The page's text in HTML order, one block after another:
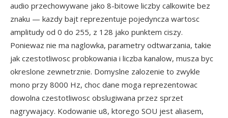
audio przechowywane jako 8-bitowe liczby calkowite bez
znaku — kazdy bajt reprezentuje pojedyncza wartosc
amplitudy od 0 do 255, z 128 jako punktem ciszy.
Poniewaz nie ma naglowka, parametry odtwarzania, takie
jak czestotliwosc probkowania i liczba kanalow, musza byc
okreslone zewnetrznie. Domyslne zalozenie to zwykle
mono przy 8000 Hz, choc dane moga reprezentowac
dowolna czestotliwosc obslugiwana przez sprzet
nagrywajacy. Kodowanie u8, ktorego SOU jest aliasem,